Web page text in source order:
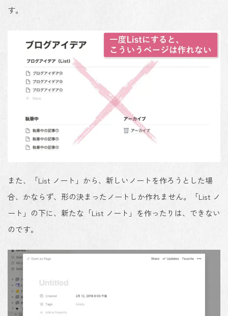
す。
また、「List ノート」から、新しいノートを作ろうとした場
合、かならず、 形の決まったノートしか作れません。「List ノ
ート」の下に、新たな「List ノート」を作ったりは、できない
のです。